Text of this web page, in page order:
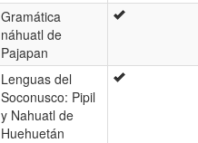
Gramática
náhuatl de
Pajapan
Lenguas del
Soconusco: Pipil
y Nahuatl de
Huehuetán